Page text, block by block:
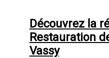
Découvrez la
Restauration
Vassy